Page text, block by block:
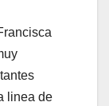
linea de